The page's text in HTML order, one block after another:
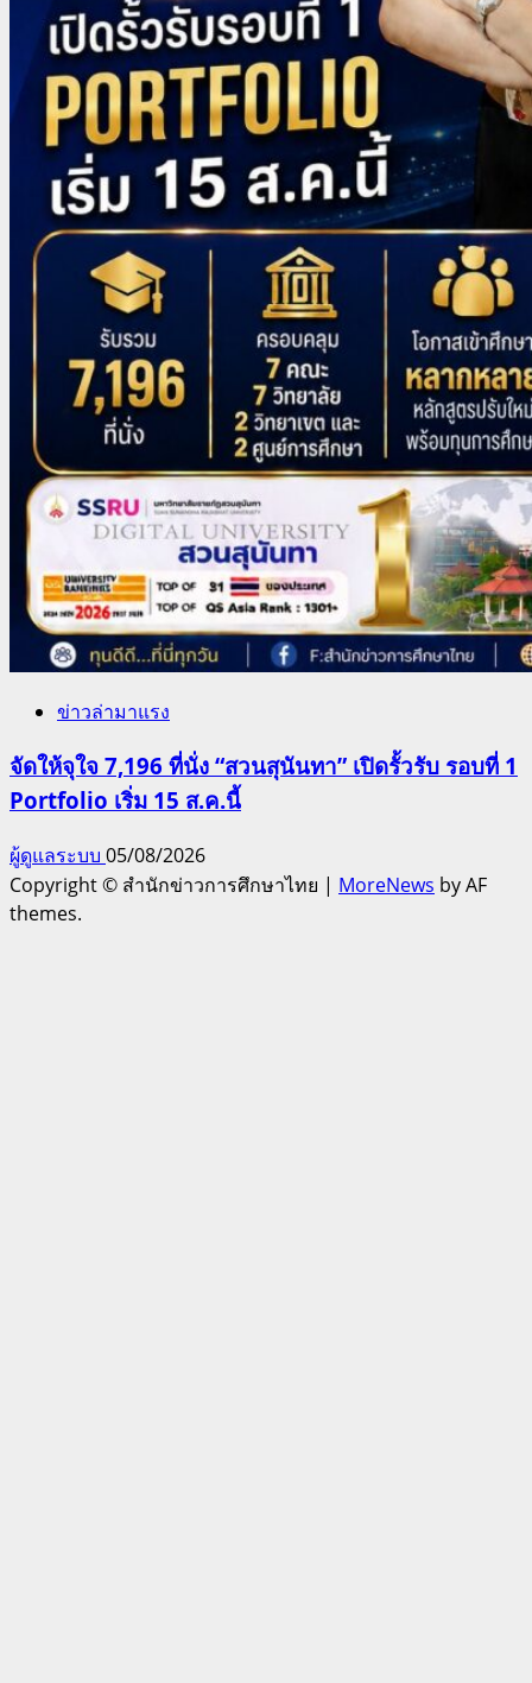
ข่าวล่ามาแรง
จัดให้จุใจ 7,196 ที่นั่ง “สวนสุนันทา” เปิดรั้วรับ รอบที่ 1
Portfolio เริ่ม 15 ส.ค.นี้
ผู้ดูแลระบบ 05/08/2026
Copyright © สำนักข่าวการศึกษาไทย | MoreNews by AF
themes.